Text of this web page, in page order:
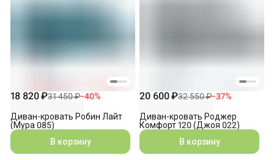
18 820 ₽31 450 ₽−40%
Диван-кровать Робин Лайт
(Мура 085)
В корзину
20 600 ₽32 550 ₽−37%
Диван-кровать Роджер
Комфорт 120 (Джоя 022)
В корзину